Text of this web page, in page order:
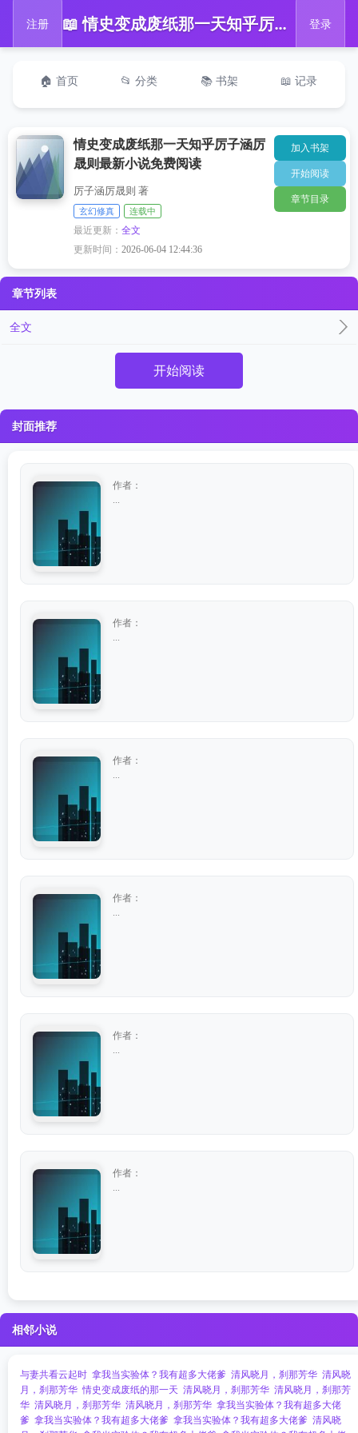
注册 📖 情史变成废纸那一天知乎厉子涵厉晟则最新小说免费阅读 登录
🏠 首页 📂 分类 📚 书架 📖 记录
情史变成废纸那一天知乎厉子涵厉
晟则最新小说免费阅读
厉子涵厉晟则 著
玄幻修真 连载中
最近更新：全文
更新时间：2026-06-04 12:44:36
加入书架
开始阅读
章节目录
章节列表
全文
开始阅读
封面推荐
作者：
作者：
作者：
作者：
作者：
作者：
相邻小说
与妻共看云起时 拿我当实验体？我有超多大佬爹 清风晓月，刹那芳华 清风晓
月，刹那芳华 情史变成废纸的那一天 清风晓月，刹那芳华 清风晓月，刹那芳
华 清风晓月，刹那芳华 清风晓月，刹那芳华 拿我当实验体？我有超多大佬
爹 拿我当实验体？我有超多大佬爹 拿我当实验体？我有超多大佬爹 清风晓